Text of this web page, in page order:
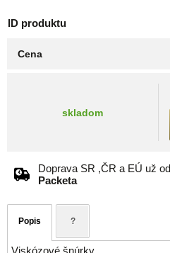
ID produktu
Cena
skladom
Doprava SR ,ČR a EÚ už od
Packeta
Popis ?